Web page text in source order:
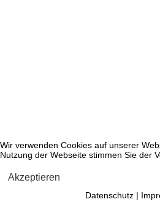
Wir verwenden Cookies auf unserer
Nutzung der Webseite stimmen Sie der
Akzeptieren
Datenschutz|